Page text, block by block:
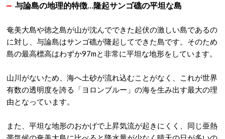
与論島の地理的特徴…隆起サンゴ礁の平坦な島
奄美大島や徳之島が山が沈んでできた起伏の激しい島であるの
に対し、与論島はサンゴ礁が隆起してできた島です。そのため
島の最高標高はわずか97mと非常に平坦な地形をしています。
山川がないため、海へ土砂が流れ込むことがなく、これが世界
有数の透明度を誇る「ヨロンブルー」の海を生み出す最大の理
由となっています。
また、平坦な地形のおかげで上昇気流が起きにくく、同じ亜熱